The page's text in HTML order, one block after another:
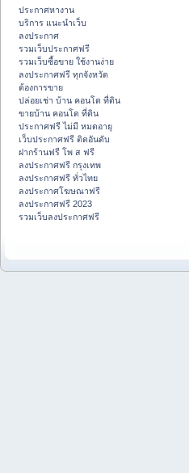
ประกาศหางาน
บริการ แนะนำเว็บ
ลงประกาศ
รวมเว็บประกาศฟรี
รวมเว็บซื้อขาย ใช้งานง่าย
ลงประกาศฟรี ทุกจังหวัด
ต้องการขาย
ปล่อยเช่า บ้าน คอนโด ที่ดิน
ขายบ้าน คอนโด ที่ดิน
ประกาศฟรี ไม่มี หมดอายุ
เว็บประกาศฟรี ติดอันดับ
ฝากร้านฟรี โพ ส ฟรี
ลงประกาศฟรี กรุงเทพ
ลงประกาศฟรี ทั่วไทย
ลงประกาศโฆษณาฟรี
ลงประกาศฟรี 2023
รวมเว็บลงประกาศฟรี